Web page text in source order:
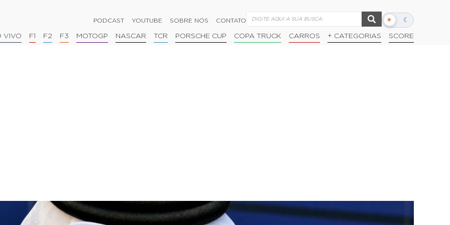
PODCAST YOUTUBE SOBRE NÓS CONTATO ☀ ☾
Alternar
escuro
VIVO F1 F2 F3 MOTOGP NASCAR TCR PORSCHE CUP COPA TRUCK CARROS + CATEGORIAS SCORE